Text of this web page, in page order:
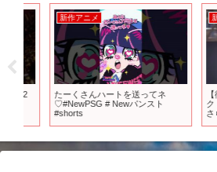
新作アニメ
たーくさんハートを送ってネ
♡#NewPSG # Newパンスト
#shorts
新作ゲ
【衝撃
ク！ タ
さらに